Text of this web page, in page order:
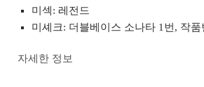
미섹: 레전드
미셰크: 더블베이스 소나타 1번, 작품
자세한 정보